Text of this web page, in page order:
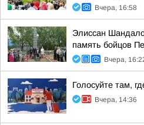
Вчера, 16:58
Элиссан
память бойцов
Вчера,
Голосуйте там,
Вчера, 14:36